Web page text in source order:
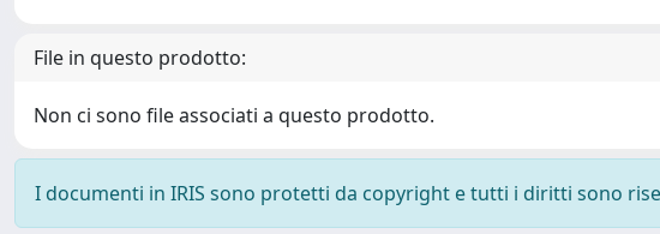
File in questo prodotto:
Non ci sono file associati a questo prodotto.
I documenti in IRIS sono protetti da copyright e tutti i diritti sono